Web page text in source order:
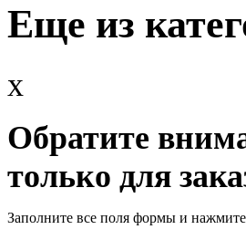
Еще из
x
Обратите
только для
Заполните все поля формы и